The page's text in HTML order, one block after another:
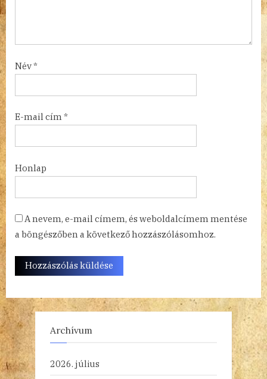
Név*
E-mail cím*
Honlap
A nevem, e-mail címem, és weboldalcímem mentése
a böngészőben a következő hozzászólásomhoz.
Archívum
2026. július